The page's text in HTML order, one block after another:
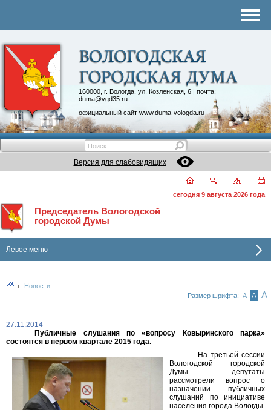
160000, г. Вологда, ул. Козленская, 6 | почта:
duma@vgd35.ru
официальный сайт www.duma-vologda.ru
Контакты
Депутатские объединения
Версия для слабовидящих
сегодня 9 августа 2026 года
Председатель Вологодской
городской Думы
Левое меню
Новости
Размер шрифта: А А А
27.11.2014
Публичные слушания по «вопросу Ковыринского парка»
состоятся в первом квартале 2015 года.
На третьей сессии
Вологодской городской
Думы депутаты
рассмотрели вопрос о
назначении публичных
слушаний по инициативе
населения города Вологды.